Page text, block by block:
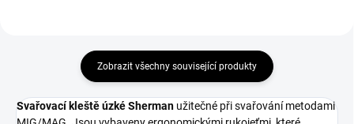
Zobrazit všechny související produkty
Svařovací kleště úzké Sherman užitečné při svařování metodami